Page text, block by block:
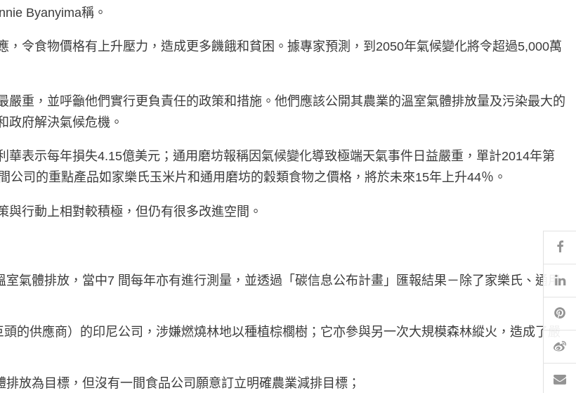
Byanyima稱。
令食物價格有上升壓力，造成更多饑餓和貧困。據專家預測，到2050年氣候變化將令超過5,000萬
嚴重，並呼籲他們實行更負責任的政策和措施。他們應該公開其農業的溫室氣體排放量及污染最大的
政府解決氣候危機。
表示每年損失4.15億美元；通用磨坊報稱因氣候變化導致極端天氣事件日益嚴重，單計2014年第
司的重點產品如家樂氏玉米片和通用磨坊的穀類食物之價格，將於未來15年上升44％。
行動上相對較積極，但仍有很多改進空間。
氣體排放，當中7 間每年亦有進行測量，並透過「碳信息公布計畫」匯報結果－除了家樂氏、通用
的供應商）的印尼公司，涉嫌燃燒林地以種植棕櫚樹；它亦參與另一次大規模森林縱火，造成了嚴
放為目標，但沒有一間食品公司願意訂立明確農業減排目標；